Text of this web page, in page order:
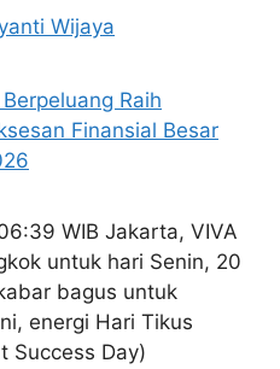
Wijaya
WIB Jakarta, VIVA
untuk hari Senin, 20
bagus untuk
energi Hari Tikus
Success Day)